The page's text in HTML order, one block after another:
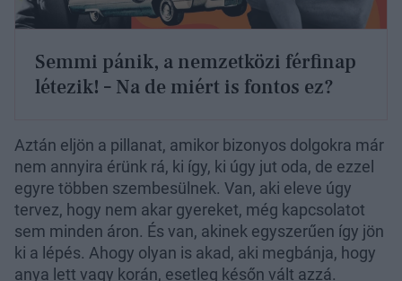
Semmi pánik, a nemzetközi férfinap
létezik! – Na de miért is fontos ez?
Aztán eljön a pillanat, amikor bizonyos dolgokra már
nem annyira érünk rá, ki így, ki úgy jut oda, de ezzel
egyre többen szembesülnek. Van, aki eleve úgy
tervez, hogy nem akar gyereket, még kapcsolatot
sem minden áron. És van, akinek egyszerűen így jön
ki a lépés. Ahogy olyan is akad, aki megbánja, hogy
anya lett vagy korán, esetleg későn vált azzá.